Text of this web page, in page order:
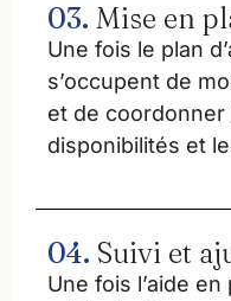
03. Mise en
Une fois le plan
s’occupent de
et de
disponibilités et
04. Suivi et
Une fois l’aide